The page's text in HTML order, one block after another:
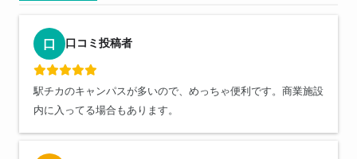
口 口コミ投稿者
駅チカのキャンパスが多いので、めっちゃ便利です。商業施設
内に入ってる場合もあります。